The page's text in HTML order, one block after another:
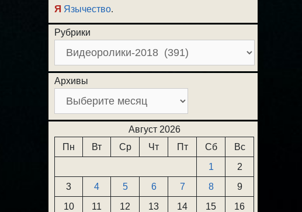
Я Язычество.
Рубрики
Архивы
Август 2026
Пн
Вт Ср Чт Пт Сб
Вс
1
2
3
4 5 6 7 8
9
10
11 12 13 14 15
16